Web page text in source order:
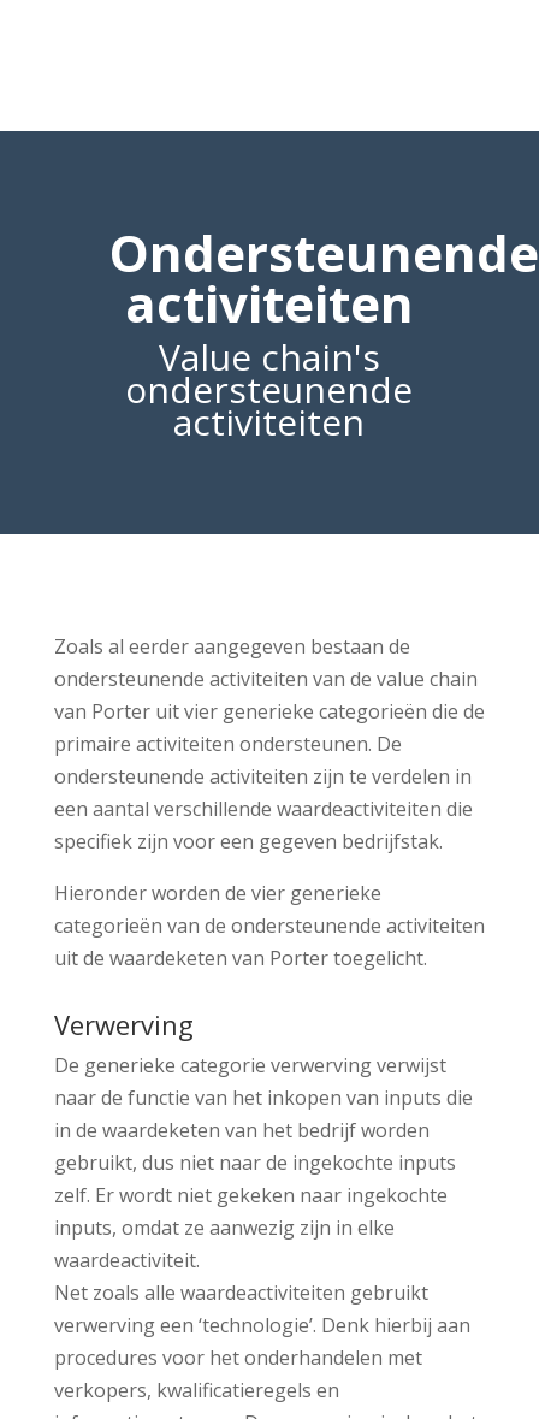
Ondersteunende
activiteiten
Value chain's
ondersteunende
activiteiten
Zoals al eerder aangegeven bestaan de
ondersteunende activiteiten van de value chain
van Porter uit vier generieke categorieën die de
primaire activiteiten ondersteunen. De
ondersteunende activiteiten zijn te verdelen in
een aantal verschillende waardeactiviteiten die
specifiek zijn voor een gegeven bedrijfstak.
Hieronder worden de vier generieke
categorieën van de ondersteunende activiteiten
uit de waardeketen van Porter toegelicht.
Verwerving
De generieke categorie verwerving verwijst
naar de functie van het inkopen van inputs die
in de waardeketen van het bedrijf worden
gebruikt, dus niet naar de ingekochte inputs
zelf. Er wordt niet gekeken naar ingekochte
inputs, omdat ze aanwezig zijn in elke
waardeactiviteit.
Net zoals alle waardeactiviteiten gebruikt
verwerving een ‘technologie’. Denk hierbij aan
procedures voor het onderhandelen met
verkopers, kwalificatieregels en